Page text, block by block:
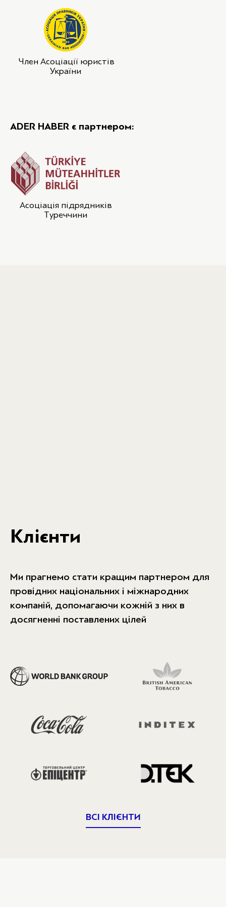
Член Асоціації юристів
України
ADER HABER є партнером:
Асоціація підрядників
Туреччини
Клієнти
Ми прагнемо стати кращим партнером для
провідних національних і міжнародних
компаній, допомагаючи кожній з них в
досягненні поставлених цілей
ВСІ КЛІЄНТИ